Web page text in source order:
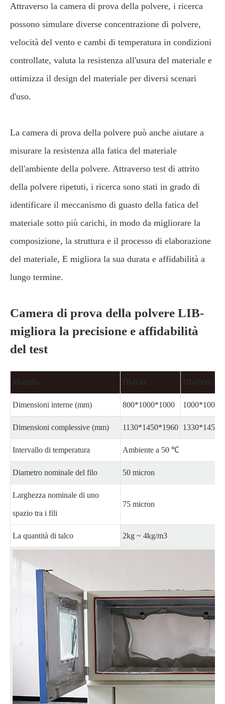
Attraverso la camera di prova della polvere, i ricerca
possono simulare diverse concentrazione di polvere,
velocità del vento e cambi di temperatura in condizioni
controllate, valuta la resistenza all'usura del materiale e
ottimizza il design del materiale per diversi scenari
d'uso.
La camera di prova della polvere può anche aiutare a
misurare la resistenza alla fatica del materiale
dell'ambiente della polvere. Attraverso test di attrito
della polvere ripetuti, i ricerca sono stati in grado di
identificare il meccanismo di guasto della fatica del
materiale sotto più carichi, in modo da migliorare la
composizione, la struttura e il processo di elaborazione
del materiale, E migliora la sua durata e affidabilità a
lungo termine.
Camera di prova della polvere LIB-
migliora la precisione e affidabilità
del test
Modello DI-800 DI-1000
Dimensioni interne (mm) 800*1000*1000
Dimensioni complessive (mm) 1130*1450*1960
Intervallo di temperatura Ambiente a 50 ℃
Diametro nominale del filo 50 micron
Larghezza nominale di uno
spazio tra i fili
75 micron
La quantità di talco 2kg ~ 4kg/m3